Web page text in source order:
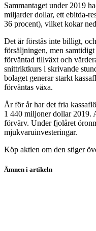
Sammantaget under 2019
miljarder dollar, ett ebitda-
36 procent), vilket kokar
Det är förstås inte billigt,
försäljningen, men
förväntad tillväxt och
snittriktkurs i skrivande
bolaget generar starkt
förväntas växa.
År för år har det fria
1 440 miljoner dollar 2019.
förvärv. Under fjolåret
mjukvaruinvesteringar.
Köp aktien om den stiger
Ämnen i artikeln